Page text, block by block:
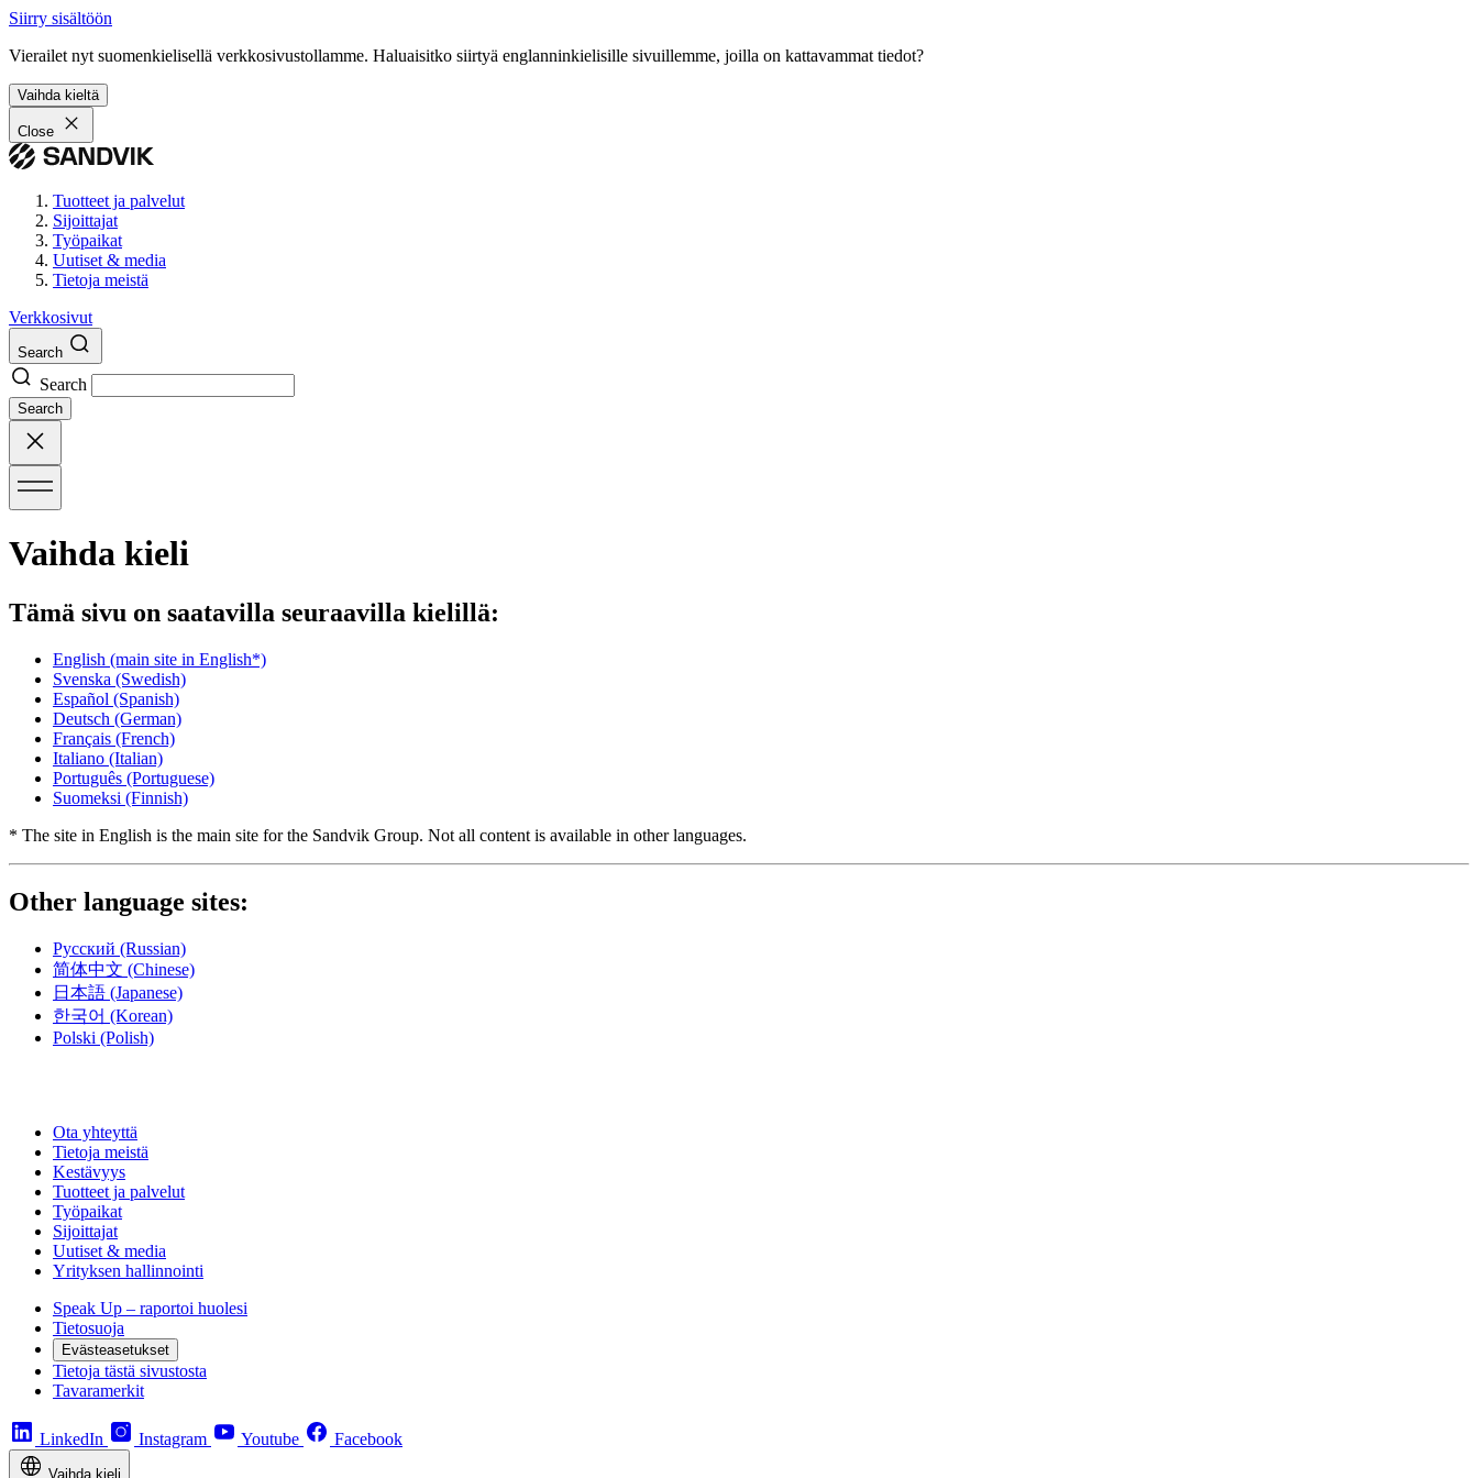
Siirry sisältöön
Vierailet nyt suomenkielisellä verkkosivustollamme. Haluaisitko siirtyä englanninkielisille sivuillemme, joilla on kattavammat tiedot?
Vaihda kieltä
Close
Tuotteet ja palvelut
Sijoittajat
Työpaikat
Uutiset & media
Tietoja meistä
Verkkosivut
Search
Search
Search
Vaihda kieli
Tämä sivu on saatavilla seuraavilla kielillä:
English (main site in English*)
Svenska (Swedish)
Español (Spanish)
Deutsch (German)
Français (French)
Italiano (Italian)
Português (Portuguese)
Suomeksi (Finnish)
* The site in English is the main site for the Sandvik Group. Not all content is available in other languages.
Other language sites:
Русский (Russian)
简体中文 (Chinese)
日本語 (Japanese)
한국어 (Korean)
Polski (Polish)
Ota yhteyttä
Tietoja meistä
Kestävyys
Tuotteet ja palvelut
Työpaikat
Sijoittajat
Uutiset & media
Yrityksen hallinnointi
Speak Up – raportoi huolesi
Tietosuoja
Evästeasetukset
Tietoja tästä sivustosta
Tavaramerkit
LinkedIn Instagram Youtube Facebook
Vaihda kieli